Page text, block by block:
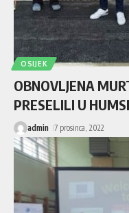
OSIJEK
OBNOVLJENA
PRESELILI U
admin 7 prosinca, 2022